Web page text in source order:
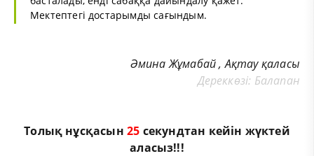
Мектептегі достарымды сағындым.
Әмина Жұмабай , Ақтау қаласы
Дереккөзі: Балапан
Толық нұсқасын25 секундтан кейін жүктей
аласыз!!!